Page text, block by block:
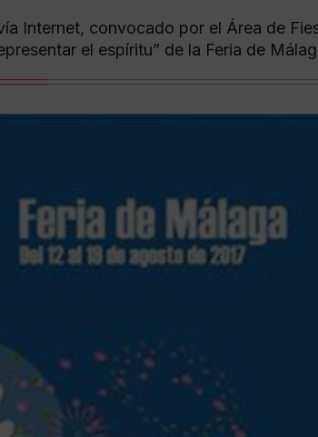
Internet, convocado por el Área de
el espíritu” de la Feria de